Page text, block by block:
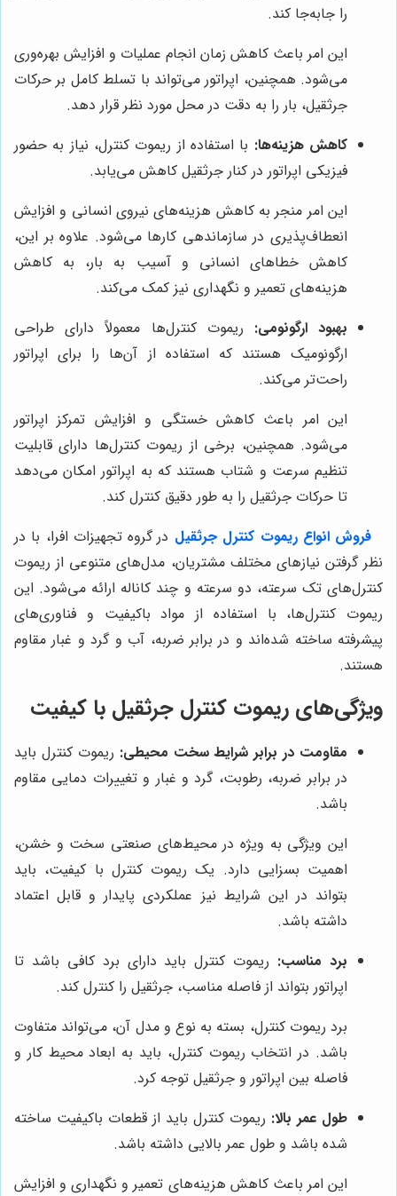
را جابه‌جا کند.
این امر باعث کاهش زمان انجام عملیات و افزایش بهره‌وری
می‌شود. همچنین، اپراتور می‌تواند با تسلط کامل بر حرکات
جرثقیل، بار را به دقت در محل مورد نظر قرار دهد.
کاهش هزینه‌ها: با استفاده از ریموت کنترل، نیاز به حضور
فیزیکی اپراتور در کنار جرثقیل کاهش می‌یابد.
این امر منجر به کاهش هزینه‌های نیروی انسانی و افزایش
انعطاف‌پذیری در سازماندهی کارها می‌شود. علاوه بر این،
کاهش خطاهای انسانی و آسیب به بار، به کاهش
هزینه‌های تعمیر و نگهداری نیز کمک می‌کند.
بهبود ارگونومی: ریموت کنترل‌ها معمولاً دارای طراحی
ارگونومیک هستند که استفاده از آن‌ها را برای اپراتور
راحت‌تر می‌کند.
این امر باعث کاهش خستگی و افزایش تمرکز اپراتور
می‌شود. همچنین، برخی از ریموت کنترل‌ها دارای قابلیت
تنظیم سرعت و شتاب هستند که به اپراتور امکان می‌دهد
تا حرکات جرثقیل را به طور دقیق کنترل کند.
فروش انواع ریموت کنترل جرثقیل در گروه تجهیزات افرا، با در
نظر گرفتن نیازهای مختلف مشتریان، مدل‌های متنوعی از ریموت
کنترل‌های تک سرعته، دو سرعته و چند کاناله ارائه می‌شود. این
ریموت کنترل‌ها، با استفاده از مواد باکیفیت و فناوری‌های
پیشرفته ساخته شده‌اند و در برابر ضربه، آب و گرد و غبار مقاوم
هستند.
ویژگی‌های ریموت کنترل جرثقیل با کیفیت
مقاومت در برابر شرایط سخت محیطی: ریموت کنترل باید
در برابر ضربه، رطوبت، گرد و غبار و تغییرات دمایی مقاوم
باشد.
این ویژگی به ویژه در محیط‌های صنعتی سخت و خشن،
اهمیت بسزایی دارد. یک ریموت کنترل با کیفیت، باید
بتواند در این شرایط نیز عملکردی پایدار و قابل اعتماد
داشته باشد.
برد مناسب: ریموت کنترل باید دارای برد کافی باشد تا
اپراتور بتواند از فاصله مناسب، جرثقیل را کنترل کند.
برد ریموت کنترل، بسته به نوع و مدل آن، می‌تواند متفاوت
باشد. در انتخاب ریموت کنترل، باید به ابعاد محیط کار و
فاصله بین اپراتور و جرثقیل توجه کرد.
طول عمر بالا: ریموت کنترل باید از قطعات باکیفیت ساخته
شده باشد و طول عمر بالایی داشته باشد.
این امر باعث کاهش هزینه‌های تعمیر و نگهداری و افزایش